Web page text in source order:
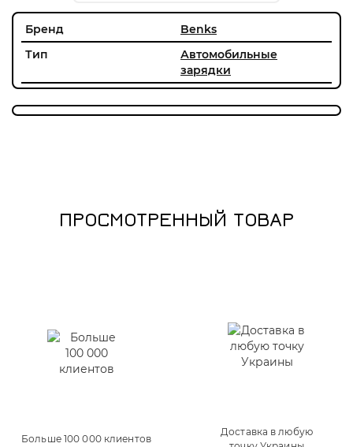
Бренд
Benks
Тип
Автомобильные
зарядки
ПРОСМОТРЕННЫЙ ТОВАР
Больше 100 000 клиентов
Доставка в любую